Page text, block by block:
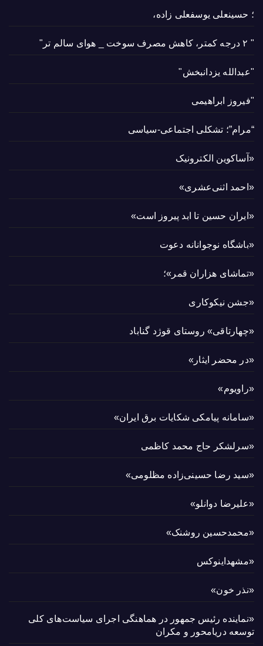
؛ حسینعلی یوسفعلی زاده،
" ۲ درجه کمتر، کاهش مصرف سوخت _ هوای سالم تر"
"عبدالله یزدانبخش"
"فیروز ابراهیمی
“مرام”؛ تشکلی اجتماعی-سیاسی
«آساکوین الکترونیک
«احمد اثنی‌عشری»
«ایران حسین تا ابد پیروز است»
«باشگاه نوجوانانه دعوت
«تماشای هزاران قمر»؛
«جشن نیکوکاری
«چهارتاقی» روستای قوژد گناباد
«در محضر ایثار»
«راویوم»
«سامانه پیامکی شکایات برق ایران»
«سرلشکر حاج محمد کاظمی
«سید رضا حسینی‌زاده مظلومی»
«علیرضا دوانلو»
«محمدحسین روشنک»
«مشهداینوکس
«نذر خون»
«نماینده رئیس جمهور در هماهنگی اجرای سیاست‌های کلی
توسعه دریامحور و مکران